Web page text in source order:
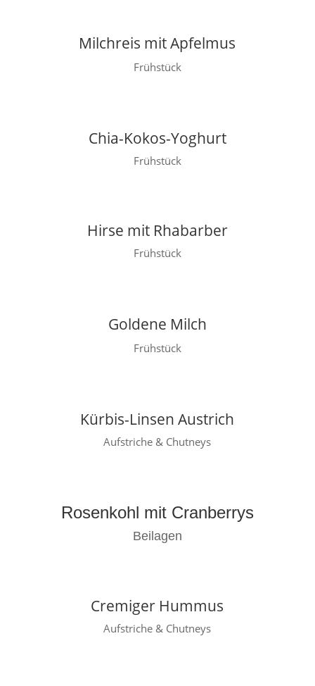
Milchreis mit Apfelmus
Frühstück
Chia-Kokos-Yoghurt
Frühstück
Hirse mit Rhabarber
Frühstück
Goldene Milch
Frühstück
Kürbis-Linsen Austrich
Aufstriche & Chutneys
Rosenkohl mit Cranberrys
Beilagen
Cremiger Hummus
Aufstriche & Chutneys